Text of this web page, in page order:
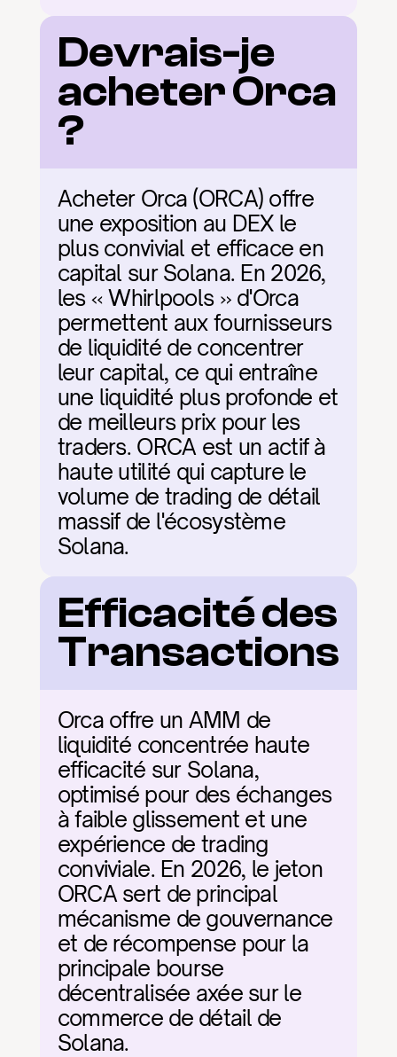
Devrais-je
acheter Orca
?
Acheter Orca (ORCA) offre
une exposition au DEX le
plus convivial et efficace en
capital sur Solana. En 2026,
les « Whirlpools » d'Orca
permettent aux fournisseurs
de liquidité de concentrer
leur capital, ce qui entraîne
une liquidité plus profonde et
de meilleurs prix pour les
traders. ORCA est un actif à
haute utilité qui capture le
volume de trading de détail
massif de l'écosystème
Solana.
Efficacité des
Transactions
Orca offre un AMM de
liquidité concentrée haute
efficacité sur Solana,
optimisé pour des échanges
à faible glissement et une
expérience de trading
conviviale. En 2026, le jeton
ORCA sert de principal
mécanisme de gouvernance
et de récompense pour la
principale bourse
décentralisée axée sur le
commerce de détail de
Solana.